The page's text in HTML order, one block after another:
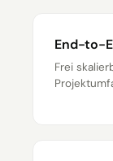
End-to-
Frei